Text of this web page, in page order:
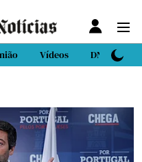
Vídeos DN Sport